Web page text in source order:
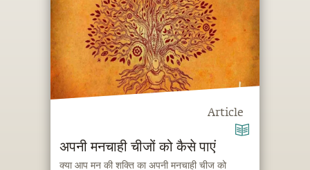
Article
अपनी मनचाही चीजों को कैसे पाएं
क्या आप मन की शक्ति का अपनी मनचाही चीज को